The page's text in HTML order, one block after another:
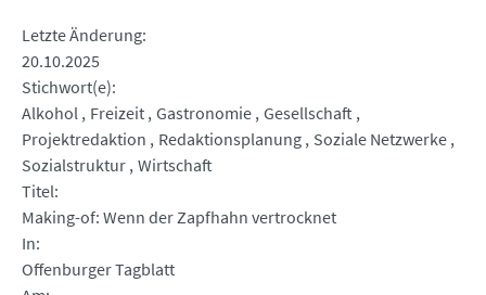
Letzte Änderung
20.10.2025
Stichwort(e)
Alkohol Freizeit Gastronomie Gesellschaft
Projektredaktion
Redaktionsplanung Soziale Netzwerke
Sozialstruktur Wirtschaft
Titel
Making-of: Wenn der Zapfhahn vertrocknet
In
Offenburger Tagblatt